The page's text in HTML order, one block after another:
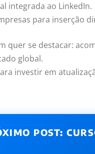
integrada ao LinkedIn.
para inserção
quer se destacar:
global.
investir em
POST: